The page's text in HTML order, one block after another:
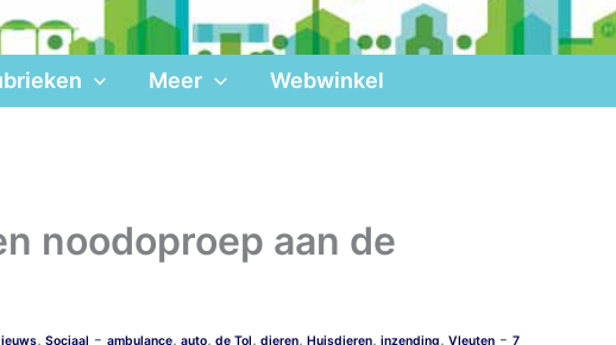
Meer Webwinkel
noodoproep aan de
, Sociaal - ambulance, auto, de Tol, dieren, Huisdieren, inzending, Vleuten - 7